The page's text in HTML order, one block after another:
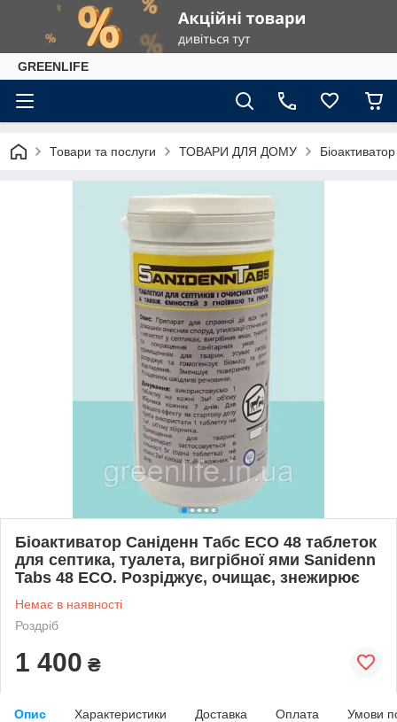
GREENLIFE
Товари та послуги ТОВАРИ ДЛЯ ДОМУ
Біоактиватор Саніденн Табс ECO 48 таблеток
для септика, туалета, вигрібної ями Sanidenn
Tabs 48 ECO. Розріджує, очищає, знежирює
Немає в наявності
Роздріб
1 400 ₴
Опис Характеристики Доставка Оплата Умови